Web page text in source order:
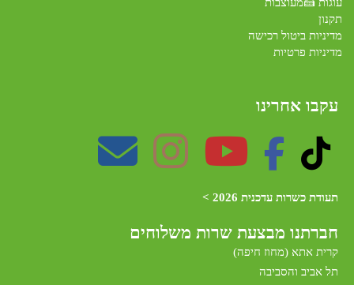
תקנון
מדיניות ביטול רכישה
מדיניות פרטיות
עקבו אחרינו
תעודת כשרות עדכנית 2026 >
חברתנו מבצעת שרות משלוחים
קרית אתא (מחוז חיפה)
תל אביב והסביבה